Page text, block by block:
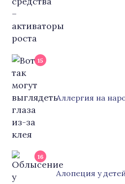
15
Аллергия на
16
Алопеция у